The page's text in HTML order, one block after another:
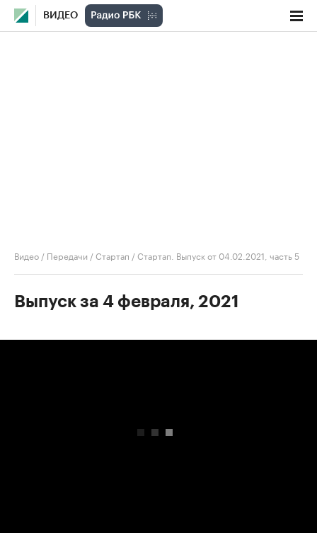
ВИДЕО
Видео / Передачи /Стартап /Стартап. Выпуск от 04.02.2021, часть 5
Выпуск за 4 февраля, 2021